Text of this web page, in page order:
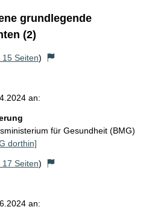
grundlegende
(2)
15 Seiten)
an:
für Gesundheit (BMG)
dorthin]
17 Seiten)
an: